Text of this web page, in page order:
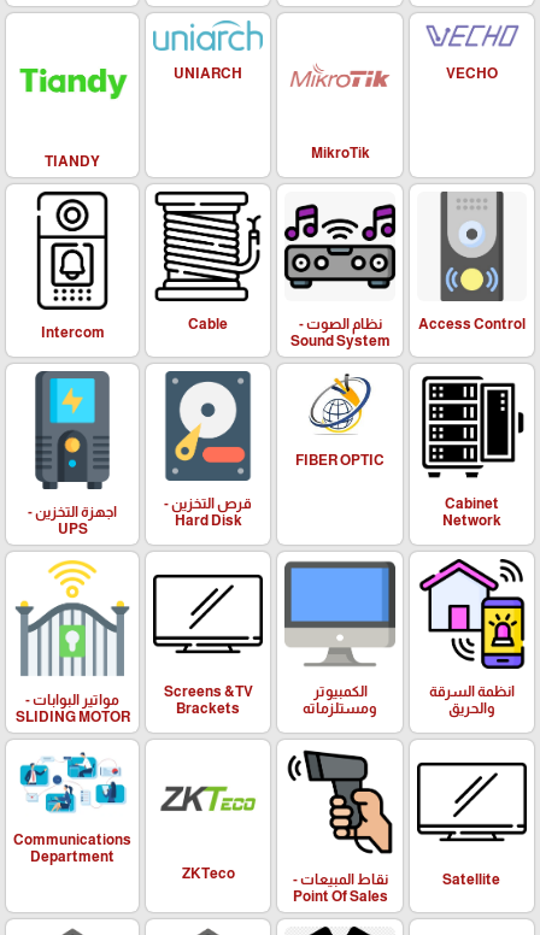
VECHO
MikroTik
UNIARCH
TIANDY
Access Control
نظام الصوت -
Sound System
Cable
Intercom
Cabinet
Network
FIBER OPTIC
قرص التخزين -
Hard Disk
اجهزة التخزين -
UPS
انظمة السرقة
والحريق
الكمبيوتر
ومستلزماته
Screens &TV
Brackets
مواتير البوابات -
SLIDING MOTOR
Satellite
نقاط المبيعات -
Point Of Sales
ZKTeco
Communications
Department